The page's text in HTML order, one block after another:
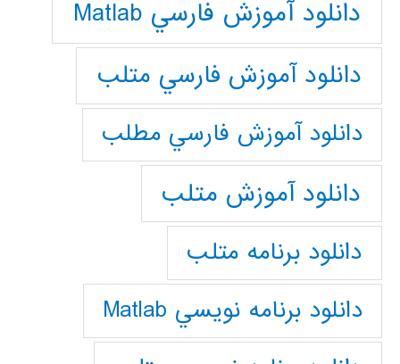
دانلود آموزش فارسي Matlab
دانلود آموزش فارسي متلب
دانلود آموزش فارسي مطلب
دانلود آموزش متلب
دانلود برنامه متلب
دانلود برنامه نويسي Matlab